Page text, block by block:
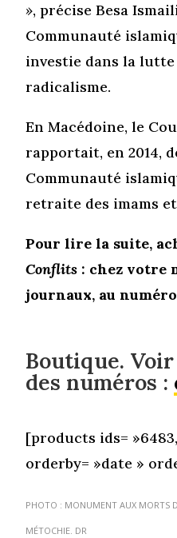
», précise Besa
Communauté
investie dans la
radicalisme.
En Macédoine, le
rapportait, en 2014,
Communauté
retraite des imams
Pour lire la suite,
Conflits : chez votre
journaux, au
Boutique.
des numéros :
[products ids=
orderby= »date »
PHOTO : MONUMENT AUX MORTS
MÉTOCHIE. DR